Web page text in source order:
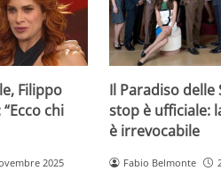
Filippo
chi
2025
Il Paradiso delle
stop è ufficiale:
è irrevocabile
Fabio Belmonte